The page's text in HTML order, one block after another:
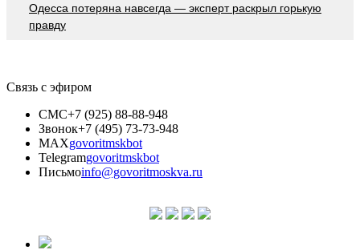
Oдecca пoтeрянa нaвceгдa — экcпeрт рacкрыл гoрькую
прaвду
Связь с эфиром
СМС+7 (925) 88-88-948
Звонок+7 (495) 73-73-948
MAXgovoritmskbot
Telegramgovoritmskbot
Письмоinfo@govoritmoskva.ru